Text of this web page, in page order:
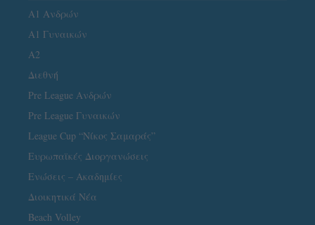
Α1 Ανδρών
Α1 Γυναικών
A2
Διεθνή
Pre League Ανδρών
Pre League Γυναικών
League Cup “Νίκος Σαμαράς”
Ευρωπαϊκές Διοργανώσεις
Ενώσεις – Ακαδημίες
Διοικητικά Νέα
Beach Volley